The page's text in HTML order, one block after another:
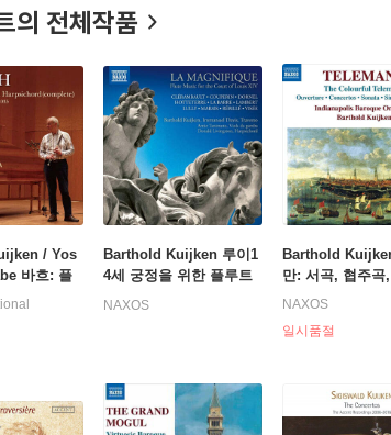
의 전체작품
/ Yos
바흐: 플
드를 위한
and har
Barthold Kuijken 루이1
4세 궁정을 위한 플루트
NAXOS
Barthold
만: 서곡, 협주곡
신포니아 멜로디
ertos, Sonata,
NAXOS
일시품절